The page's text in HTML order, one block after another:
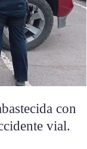
con
vial.